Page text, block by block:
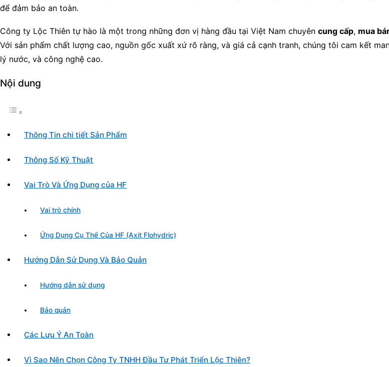
để đảm bảo an toàn.
Công ty Lộc Thiên tự hào là một trong những đơn vị hàng đầu tại Việt Nam chuyên cung cấp, mua
Với sản phẩm chất lượng cao, nguồn gốc xuất xứ rõ ràng, và giá cả cạnh tranh, chúng tôi cam kết
lý nước, và công nghệ cao.
Nội dung
Thông Tin chi tiết Sản Phẩm
Thông Số Kỹ Thuật
Vai Trò Và Ứng Dụng của HF
Vai trò chính
Ứng Dụng Cụ Thể Của HF (Axit Flohydric)
Hướng Dẫn Sử Dụng Và Bảo Quản
Hướng dẫn sử dụng
Bảo quản
Các Lưu Ý An Toàn
Vì Sao Nên Chọn Công Ty TNHH Đầu Tư Phát Triển Lộc Thiên?